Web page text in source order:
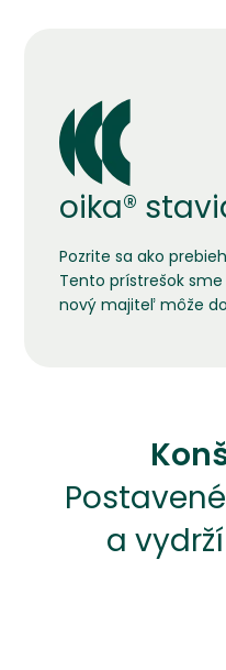
oika®
Pozrite sa ako
Tento prístrešok
nový majiteľ môže
a